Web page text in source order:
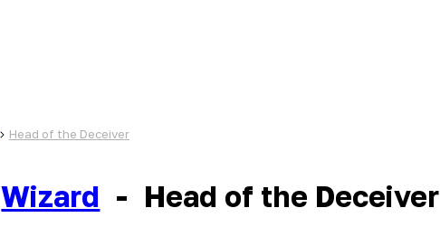
Head of the Deceiver
Wizard - Head of the Deceiver